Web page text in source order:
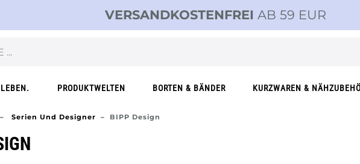
VERSANDKOSTENFREI AB 59 EUR
PRODUKTWELTEN BORTEN & BÄNDER KURZWAREN &
Serien Und Designer BIPP Design